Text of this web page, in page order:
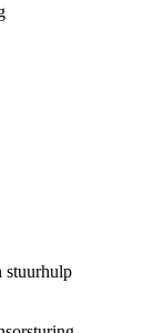
stuurhulp